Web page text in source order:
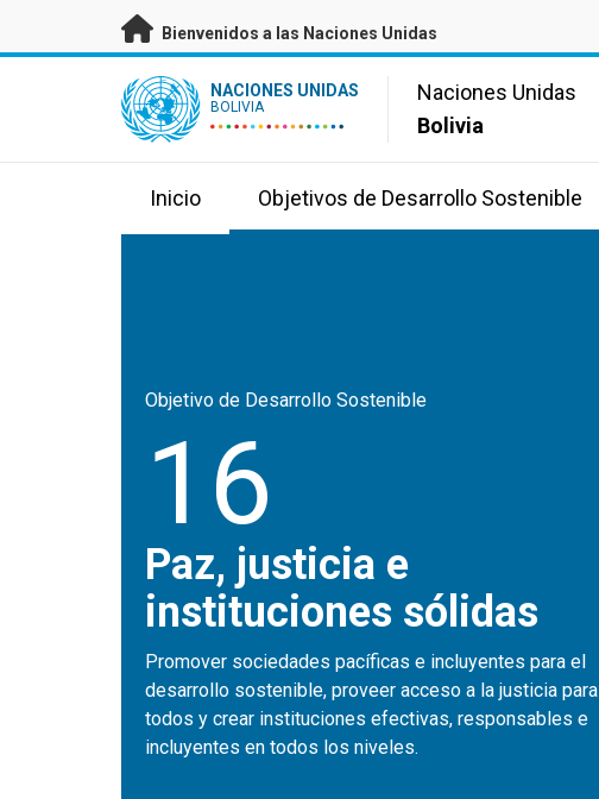
Saltar a contenido principal
Bienvenidos a las Naciones Unidas
UN Logo NACIONES UNIDAS
BOLIVIA
Naciones Unidas
Bolivia
Inicio Objetivos de Desarrollo Sostenible
Objetivo de Desarrollo Sostenible
16
Paz, justicia e
instituciones sólidas
Promover sociedades pacíficas e incluyentes para el
desarrollo sostenible, proveer acceso a la justicia para
todos y crear instituciones efectivas, responsables e
incluyentes en todos los niveles.